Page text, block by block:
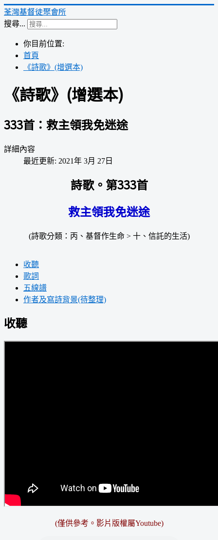
荃灣基督徒聚會所
搜尋...
你目前位置:
首頁
《詩歌》(增選本)
《詩歌》(增選本)
333首：救主領我免迷途
詳細內容
最近更新: 2021年 3月 27日
詩歌。第333首
救主領我免迷途
(詩歌分類：丙、基督作生命 > 十、信託的生活)
收聽
歌詞
五線譜
作者及寫詩背景(待整理)
收聽
(僅供參考。影片版權屬Youtube)